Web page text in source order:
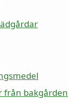
från bakgården